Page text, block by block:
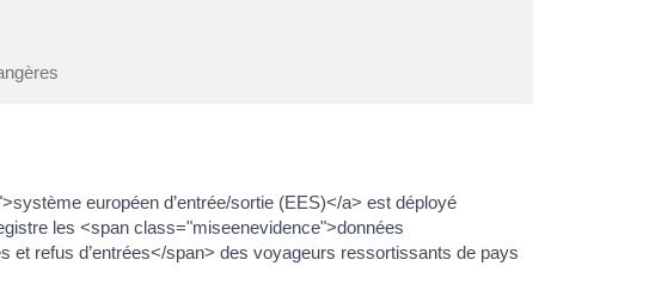
européen d’entrée/sortie (EES)</a> est déployé
les <span class="miseenevidence">données
refus d’entrées</span> des voyageurs ressortissants de pays